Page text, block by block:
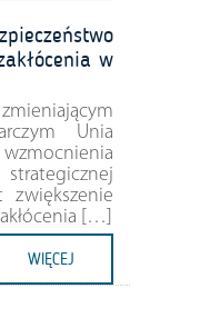
w
Unia
[…]
WIĘCEJ